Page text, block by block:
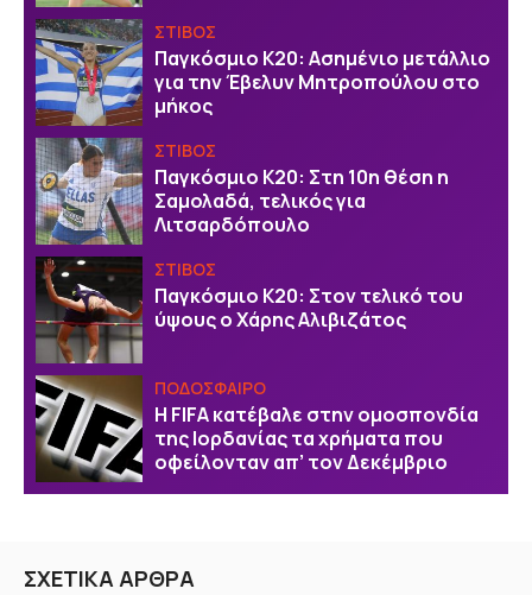
ΣΤΙΒΟΣ
Παγκόσμιο Κ20: Ασημένιο μετάλλιο
για την Έβελυν Μητροπούλου στο
μήκος
ΣΤΙΒΟΣ
Παγκόσμιο Κ20: Στη 10η θέση η
Σαμολαδά, τελικός για
Λιτσαρδόπουλο
ΣΤΙΒΟΣ
Παγκόσμιο Κ20: Στον τελικό του
ύψους ο Χάρης Αλιβιζάτος
ΠΟΔΟΣΦΑΙΡΟ
Η FIFA κατέβαλε στην ομοσπονδία
της Ιορδανίας τα χρήματα που
οφείλονταν απ’ τον Δεκέμβριο
ΣΧΕΤΙΚΑ ΑΡΘΡΑ